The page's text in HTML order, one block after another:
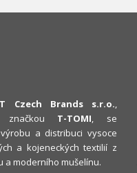
Czech Brands s.r.o.,
značkou T-TOMI, se
a distribuci vysoce
a kojeneckých textilií z
a moderního mušelínu.